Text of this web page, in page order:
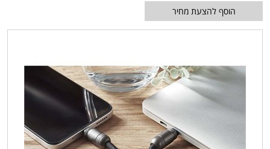
הוסף להצעת מחיר